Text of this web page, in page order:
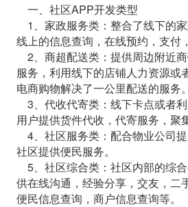
一、社区APP开发类型
1、家政服务类：整合了线下的
线上的信息查询，在线预约，支付
2、商超配送类：提供周边附近
服务，利用线下的店铺人力资源或
电商购物解决了一公里配送的服务。
3、代收代寄类：线下卡点或者
用户提供货件代收，代寄服务，聚
4、社区服务类：配合物业公司
社区提供便民服务。
5、社区综合类：社区内部的综
供在线沟通，经验分享，交友，二
便民信息查询，商户信息查询等。